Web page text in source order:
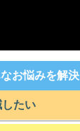
お悩みを解決
たい